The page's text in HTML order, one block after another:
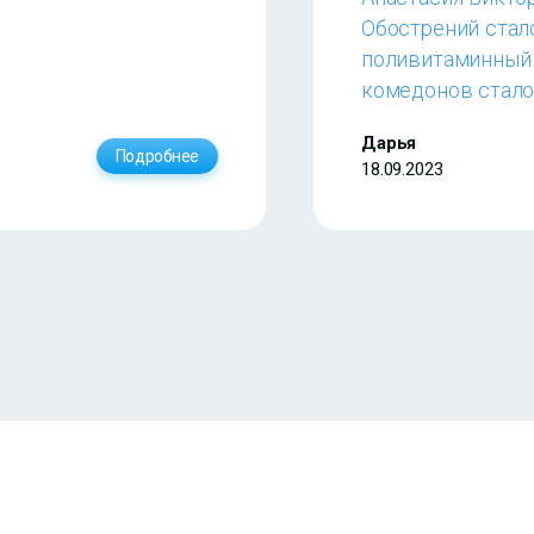
Подробнее
Обострений
комедонов
Дарья
18.09.2023